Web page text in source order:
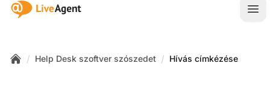
:site.title
/ Help Desk szoftver szószedet / Hívás címkézése